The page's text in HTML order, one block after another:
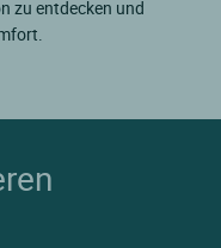
zu entdecken und